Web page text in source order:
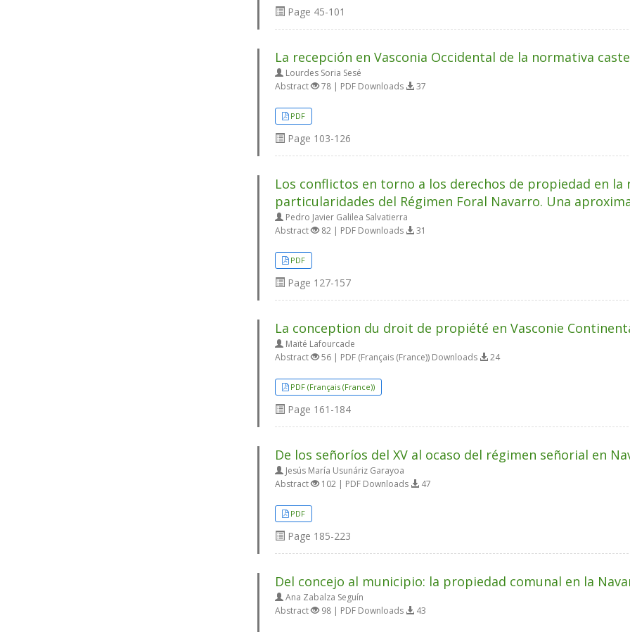
Page 45-101
La recepción en Vasconia Occidental de la normativa
Lourdes Soria Sesé
Abstract
78 | PDF Downloads 37
PDF
Page 103-126
Los conflictos en torno a los derechos de propiedad en la
particularidades del Régimen Foral Navarro. Una
Pedro Javier Galilea Salvatierra
Abstract
82 | PDF Downloads 31
PDF
Page 127-157
La conception du droit de propiété en Vasconie
Maïté Lafourcade
Abstract
56 | PDF (Français (France)) Downloads 24
PDF (Français (France))
Page 161-184
De los señoríos del XV al ocaso del régimen señorial en
Jesús María Usunáriz Garayoa
Abstract
102 | PDF Downloads 47
PDF
Page 185-223
Del concejo al municipio: la propiedad comunal en la
Ana Zabalza Seguín
Abstract
98 | PDF Downloads 43